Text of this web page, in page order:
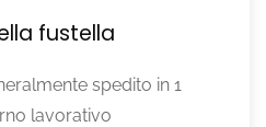
fustella
spedito in 1
lavorativo